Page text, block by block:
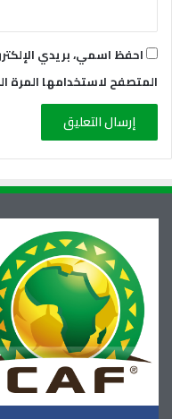
احفظ اسمي، بريدي
المتصفح لاستخدامها المرة